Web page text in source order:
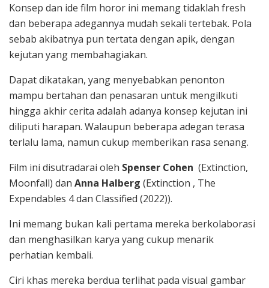
Konsep dan ide film horor ini memang tidaklah fresh
dan beberapa adegannya mudah sekali tertebak. Pola
sebab akibatnya pun tertata dengan apik, dengan
kejutan yang membahagiakan.
Dapat dikatakan, yang menyebabkan penonton
mampu bertahan dan penasaran untuk mengilkuti
hingga akhir cerita adalah adanya konsep kejutan ini
diliputi harapan. Walaupun beberapa adegan terasa
terlalu lama, namun cukup memberikan rasa senang.
Film ini disutradarai oleh Spenser Cohen (Extinction,
Moonfall) dan Anna Halberg (Extinction , The
Expendables 4 dan Classified (2022)).
Ini memang bukan kali pertama mereka berkolaborasi
dan menghasilkan karya yang cukup menarik
perhatian kembali.
Ciri khas mereka berdua terlihat pada visual gambar